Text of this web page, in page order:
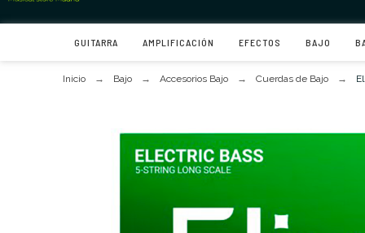
GUITARRA AMPLIFICACIÓN EFECTOS BAJO
Inicio Bajo Accesorios Bajo Cuerdas de Bajo